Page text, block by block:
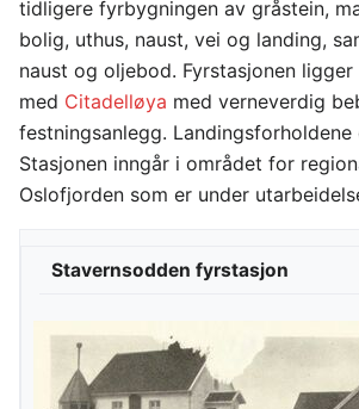
tidligere fyrbygningen av gråstein,
bolig, uthus, naust, vei og landing,
naust og oljebod. Fyrstasjonen ligger
med Citadelløya med verneverdig
festningsanlegg. Landingsforholdene
Stasjonen inngår i området for
Oslofjorden som er under
Stavernsodden fyrstasjon